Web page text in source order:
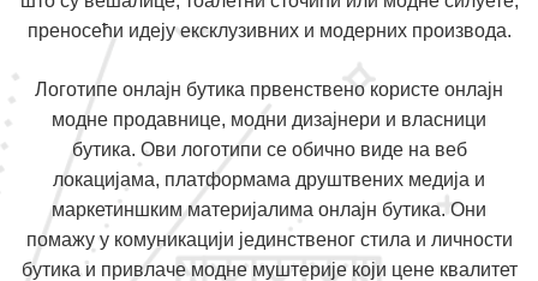
преносећи идеју ексклузивних и модерних производа.
Логотипе онлајн бутика првенствено користе онлајн
модне продавнице, модни дизајнери и власници
бутика. Ови логотипи се обично виде на веб
локацијама, платформама друштвених медија и
маркетиншким материјалима онлајн бутика. Они
помажу у комуникацији јединственог стила и личности
бутика и привлаче модне муштерије који цене квалитет